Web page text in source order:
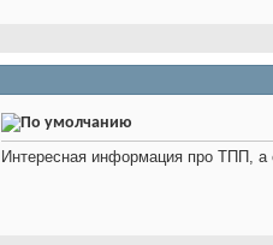
Интересная информация про ТПП, а